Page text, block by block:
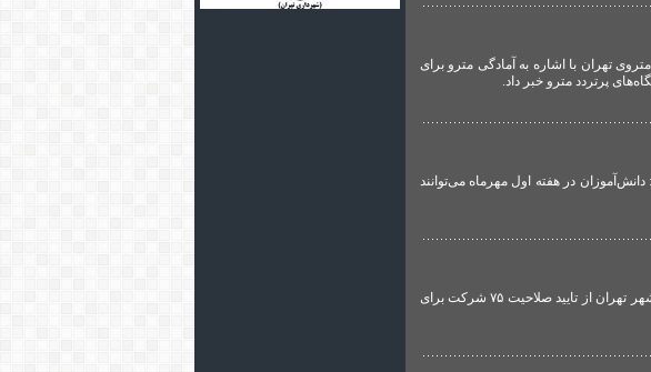
تهران با اشاره به آمادگی مترو برای
پرتردد مترو خبر داد.
در هفته اول مهرماه می‌توانند
به گزارش گروه حمل و نقل عمومی و شهری تهرانی نیوز، مدیرعامل سازمان تاکسیرانی شهر تهران از تایید صلاحیت ۷۵ شرکت برای